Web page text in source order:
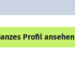
Profil ansehen